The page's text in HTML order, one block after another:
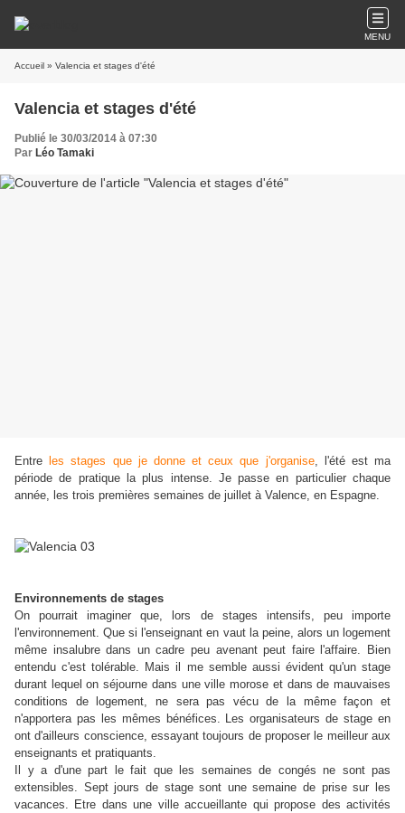
MENU
Accueil » Valencia et stages d'été
Valencia et stages d'été
Publié le 30/03/2014 à 07:30
Par Léo Tamaki
Entre les stages que je donne et ceux que j'organise, l'été est ma
période de pratique la plus intense. Je passe en particulier chaque
année, les trois premières semaines de juillet à Valence, en Espagne.
Environnements de stages
On pourrait imaginer que, lors de stages intensifs, peu importe
l'environnement. Que si l'enseignant en vaut la peine, alors un logement
même insalubre dans un cadre peu avenant peut faire l'affaire. Bien
entendu c'est tolérable. Mais il me semble aussi évident qu'un stage
durant lequel on séjourne dans une ville morose et dans de mauvaises
conditions de logement, ne sera pas vécu de la même façon et
n'apportera pas les mêmes bénéfices. Les organisateurs de stage en
ont d'ailleurs conscience, essayant toujours de proposer le meilleur aux
enseignants et pratiquants.
Il y a d'une part le fait que les semaines de congés ne sont pas
extensibles. Sept jours de stage sont une semaine de prise sur les
vacances. Etre dans une ville accueillante qui propose des activités